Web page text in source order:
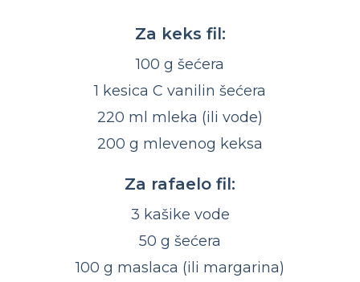
Za keks fil:
100 g šećera
1 kesica C vanilin šećera
220 ml mleka (ili vode)
200 g mlevenog keksa
Za rafaelo fil:
3 kašike vode
50 g šećera
100 g maslaca (ili margarina)